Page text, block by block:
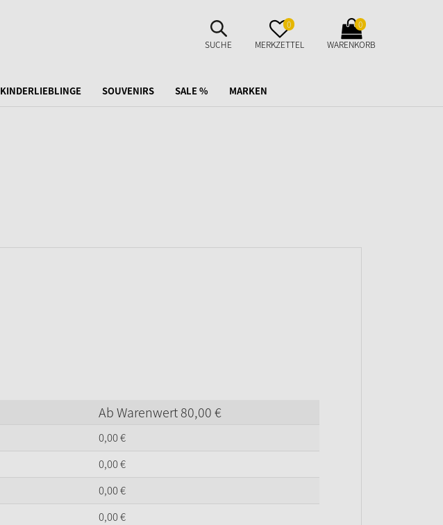
SUCHE
AUFKLAPPEN
SUCHE
MERKZETTEL
AUFKLAPPEN
0
MERKZETTEL
WARENKORB
AUFKLAPPEN
0
WARENKORB
KINDERLIEBLINGE SOUVENIRS SALE % MARKEN
Ab Warenwert80,00€
0,00€
0,00€
0,00€
0,00€